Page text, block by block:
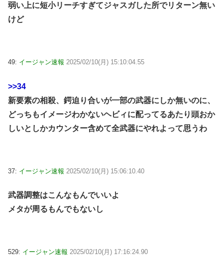
弱い上に短小リーチすぎてジャスガした所でリターン無い
けど
49: イージャン速報 2025/02/10(月) 15:10:04.55
>>34
新要素の相殺、鍔迫り合いが一部の武器にしか無いのに、
どっちもイメージわかないヘビィに配ってるあたり頭おか
しいとしかカウンター含めて全武器にやれよって思うわ
37: イージャン速報 2025/02/10(月) 15:06:10.40
武器調整はこんなもんでいいよ
メタが周るもんでもないし
529: イージャン速報 2025/02/10(月) 17:16:24.90